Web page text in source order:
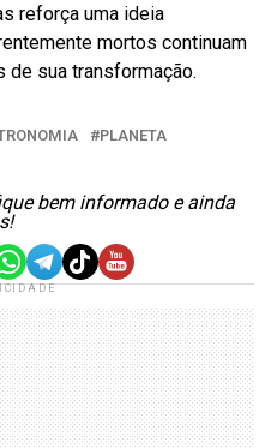
reforça uma ideia
mortos continuam
de sua transformação.
PLANETA
bem informado e ainda